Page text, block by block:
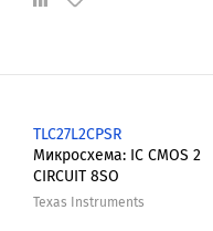
TLC27L2CPSR
Микросхема: IC CMOS 2
CIRCUIT 8SO
Texas Instruments